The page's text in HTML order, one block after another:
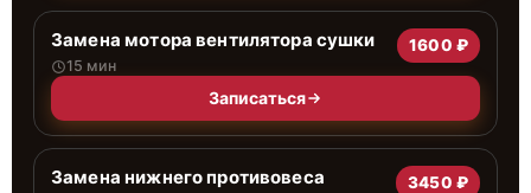
Замена мотора вентилятора сушки
15 мин
1600 ₽
Записаться
Замена нижнего противовеса 3450 ₽